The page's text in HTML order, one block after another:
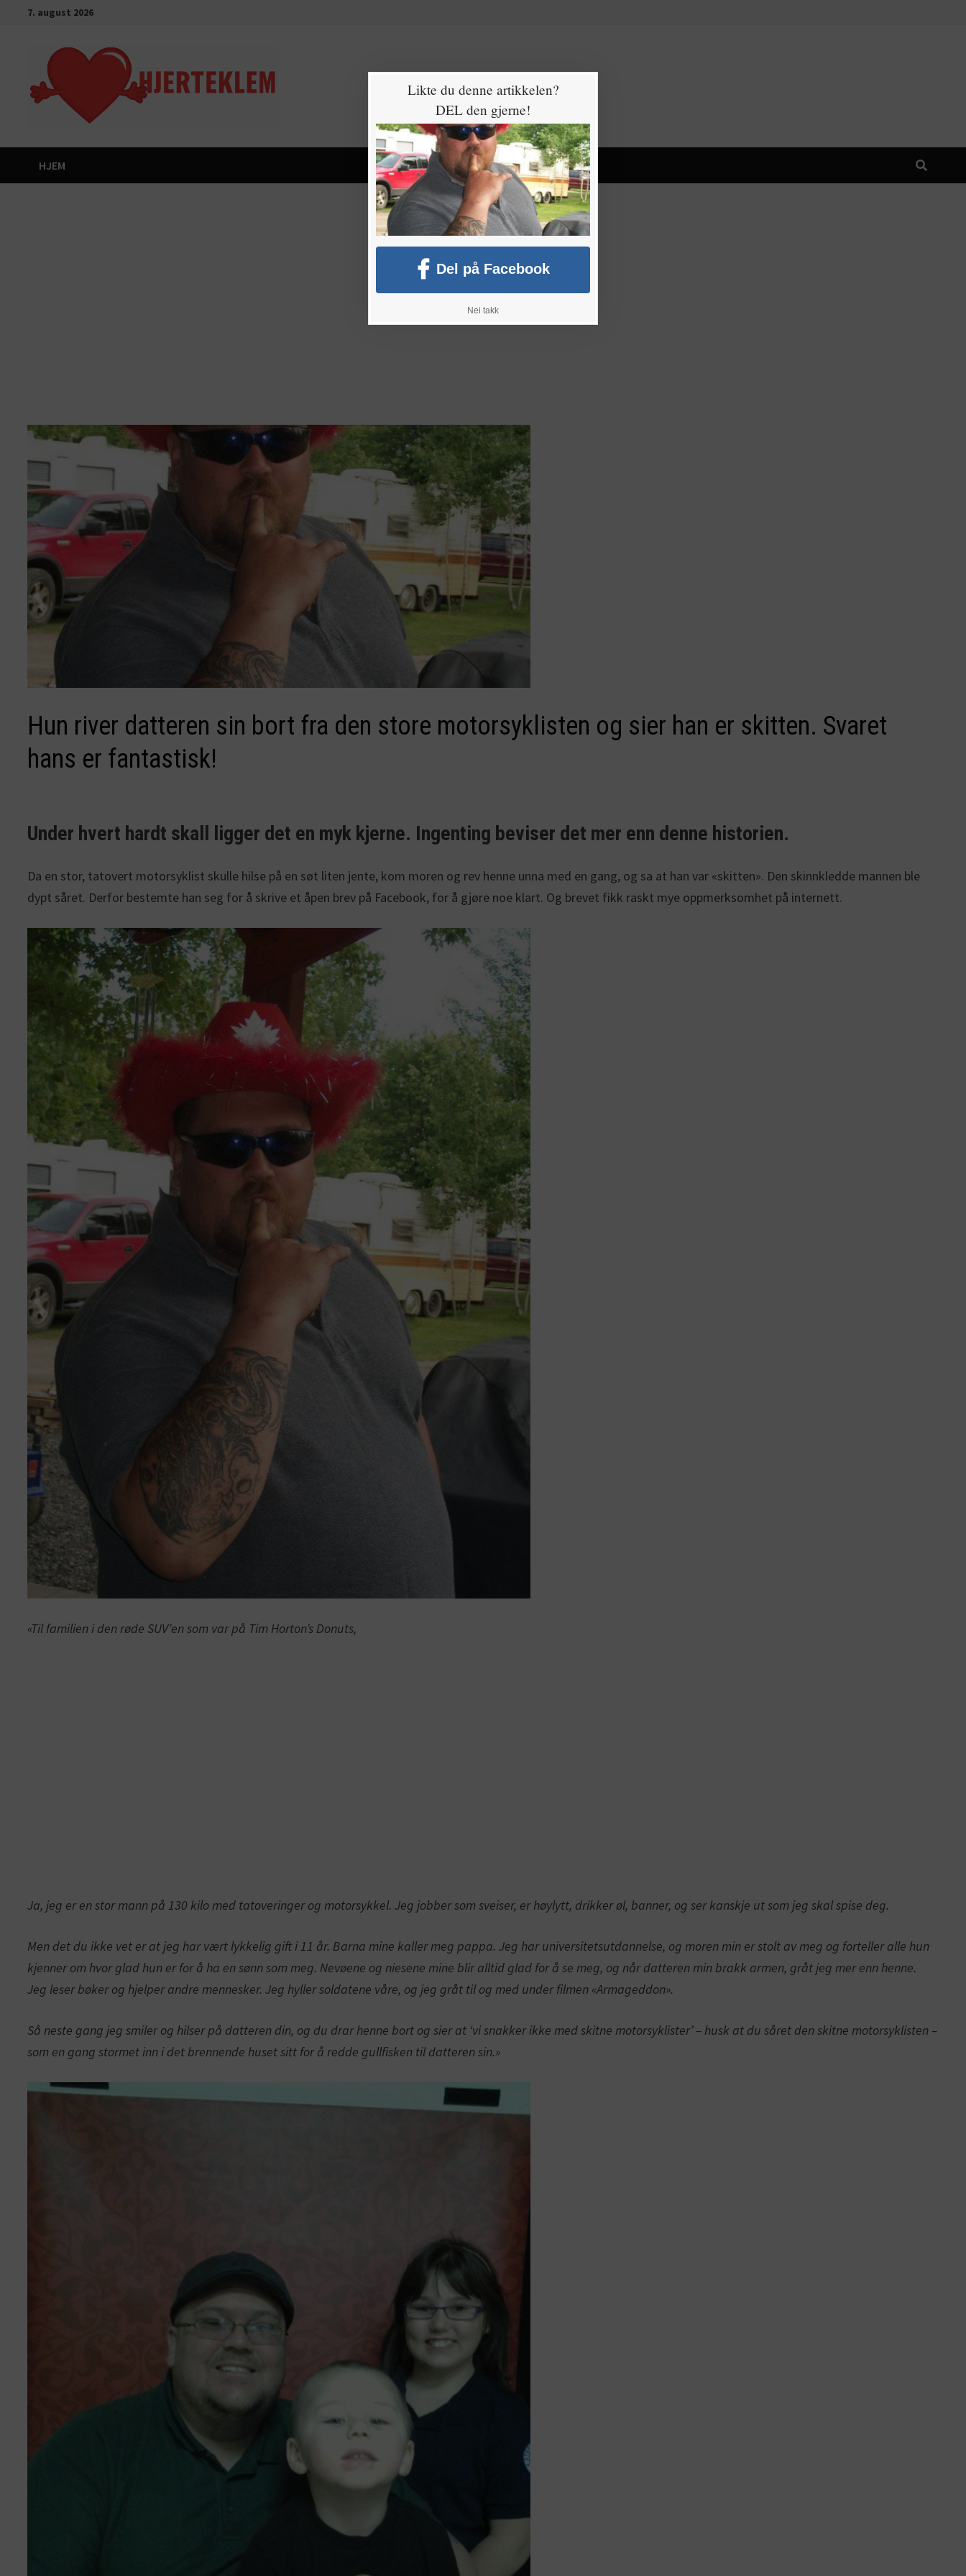
7. august 2026
HJEM
Hun river datteren sin bort fra den store motorsyklisten og sier han er skitten. Svaret
hans er fantastisk!
Under hvert hardt skall ligger det en myk kjerne. Ingenting beviser det mer enn denne historien.
Da en stor, tatovert motorsyklist skulle hilse på en søt liten jente, kom moren og rev henne unna med en gang, og sa at han var «skitten». Den skinnkledde mannen ble
dypt såret. Derfor bestemte han seg for å skrive et åpen brev på Facebook, for å gjøre noe klart. Og brevet fikk raskt mye oppmerksomhet på internett.
«Til familien i den røde SUV’en som var på Tim Horton’s Donuts,
Ja, jeg er en stor mann på 130 kilo med tatoveringer og motorsykkel. Jeg jobber som sveiser, er høylytt, drikker øl, banner, og ser kanskje ut som jeg skal spise deg.
Men det du ikke vet er at jeg har vært lykkelig gift i 11 år. Barna mine kaller meg pappa. Jeg har universitetsutdannelse, og moren min er stolt av meg og forteller alle hun
kjenner om hvor glad hun er for å ha en sønn som meg. Nevøene og niesene mine blir alltid glad for å se meg, og når datteren min brakk armen, gråt jeg mer enn henne.
Jeg leser bøker og hjelper andre mennesker. Jeg hyller soldatene våre, og jeg gråt til og med under filmen «Armageddon».
Så neste gang jeg smiler og hilser på datteren din, og du drar henne bort og sier at ‘vi snakker ikke med skitne motorsyklister’ – husk at du såret den skitne motorsyklisten –
som en gang stormet inn i det brennende huset sitt for å redde gullfisken til datteren sin.»
Likte du denne artikkelen?
DEL den gjerne!
Del på Facebook
Nei takk